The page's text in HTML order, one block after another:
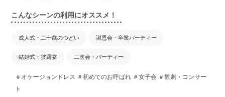
こんなシーンの利用にオススメ！
成人式・二十歳のつどい 謝恩会・卒業パーティー
結婚式・披露宴 二次会・パーティー
＃オケージョンドレス ＃初めてのお呼ばれ ＃女子会 ＃観劇・コンサー
ト